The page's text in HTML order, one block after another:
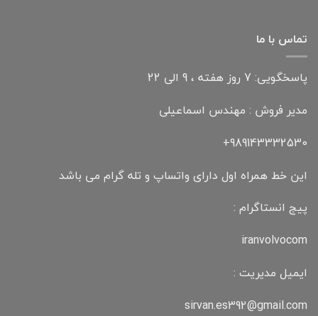
تماس با ما
پاسخگویی: 7 روز هفته ، 9 الی 22
مدیر فروش : مهندس اسماعیلی
989143332530+
این خط همراه اول دارای واتساپ و تله گرام می باشد
پیج انستاگرام :
iranvolvocom
ایمیل مدیریت :
sirvan.es392@gmail.com